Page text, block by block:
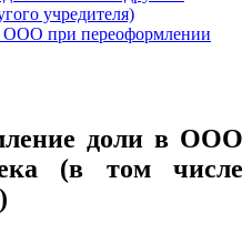
учредителя)
ООО при переоформлении
доли в ООО
(в том числе